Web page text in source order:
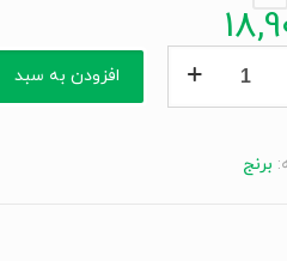
افزودن به سبد
برنج